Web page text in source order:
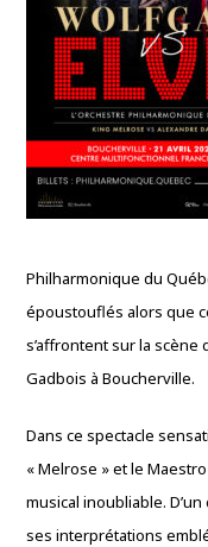
Philharmonique du
époustouflés alors que
s’affrontent sur la
Gadbois à Boucherville.
Dans ce spectacle
« Melrose » et le
musical inoubliable.
ses interprétations